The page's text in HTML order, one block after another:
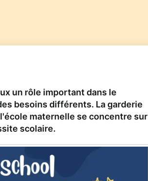
un rôle important dans le
besoins différents. La garderie
maternelle se concentre sur
scolaire.